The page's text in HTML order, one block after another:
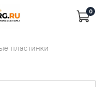
0
пластинки